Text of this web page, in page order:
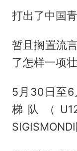
打出了中国
暂且搁置流
了怎样一项壮
5月30日至6
梯队（